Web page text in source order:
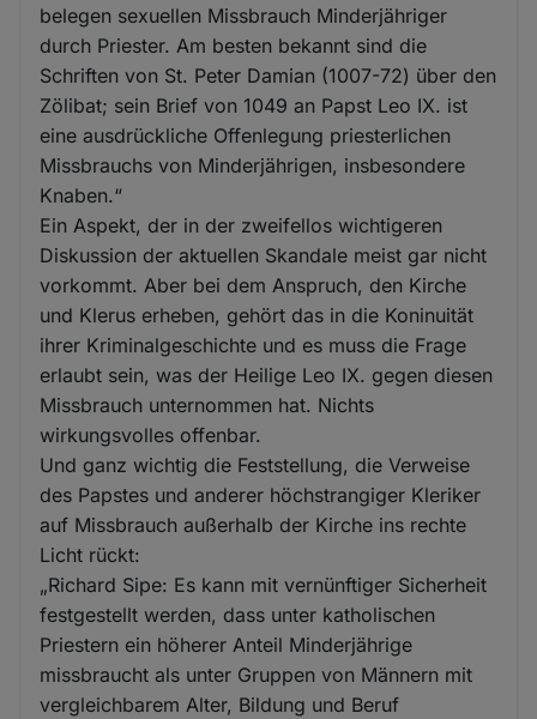
belegen sexuellen Missbrauch Minderjähriger
durch Priester. Am besten bekannt sind die
Schriften von St. Peter Damian (1007-72) über den
Zölibat; sein Brief von 1049 an Papst Leo IX. ist
eine ausdrückliche Offenlegung priesterlichen
Missbrauchs von Minderjährigen, insbesondere
Knaben.“
Ein Aspekt, der in der zweifellos wichtigeren
Diskussion der aktuellen Skandale meist gar nicht
vorkommt. Aber bei dem Anspruch, den Kirche
und Klerus erheben, gehört das in die Koninuität
ihrer Kriminalgeschichte und es muss die Frage
erlaubt sein, was der Heilige Leo IX. gegen diesen
Missbrauch unternommen hat. Nichts
wirkungsvolles offenbar.
Und ganz wichtig die Feststellung, die Verweise
des Papstes und anderer höchstrangiger Kleriker
auf Missbrauch außerhalb der Kirche ins rechte
Licht rückt:
„Richard Sipe: Es kann mit vernünftiger Sicherheit
festgestellt werden, dass unter katholischen
Priestern ein höherer Anteil Minderjährige
missbraucht als unter Gruppen von Männern mit
vergleichbarem Alter, Bildung und Beruf